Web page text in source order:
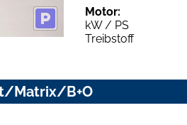
Motor:
kW / PS
Treibstoff
Matrix/B+O